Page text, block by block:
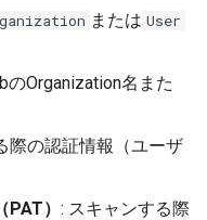
または User
のOrganization名また
際の認証情報（ユーザ
） : スキャンする際